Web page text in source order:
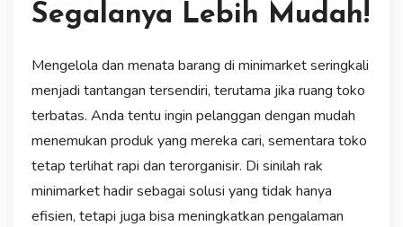
Segalanya Lebih Mudah!
Mengelola dan menata barang di minimarket seringkali
menjadi tantangan tersendiri, terutama jika ruang toko
terbatas. Anda tentu ingin pelanggan dengan mudah
menemukan produk yang mereka cari, sementara toko
tetap terlihat rapi dan terorganisir. Di sinilah rak
minimarket hadir sebagai solusi yang tidak hanya
efisien, tetapi juga bisa meningkatkan pengalaman